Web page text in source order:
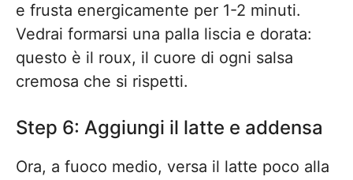
e frusta energicamente per 1-2 minuti.
Vedrai formarsi una palla liscia e dorata:
questo è il roux, il cuore di ogni salsa
cremosa che si rispetti.
Step 6: Aggiungi il latte e addensa
Ora, a fuoco medio, versa il latte poco alla